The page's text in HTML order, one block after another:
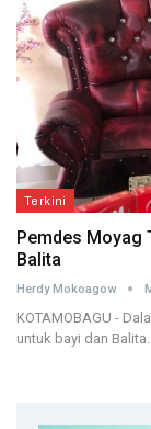
Terkini
Pemdes Moyag
Balita
Herdy Mokoagow
KOTAMOBAGU -
untuk bayi dan